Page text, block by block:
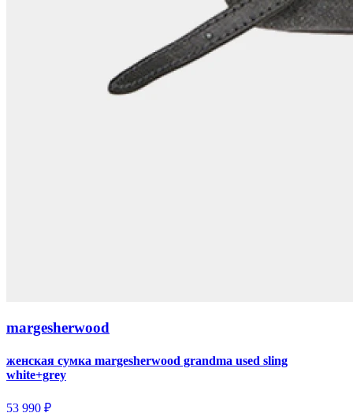
margesherwood
женская сумка margesherwood grandma used sling
white+grey
53 990 ₽